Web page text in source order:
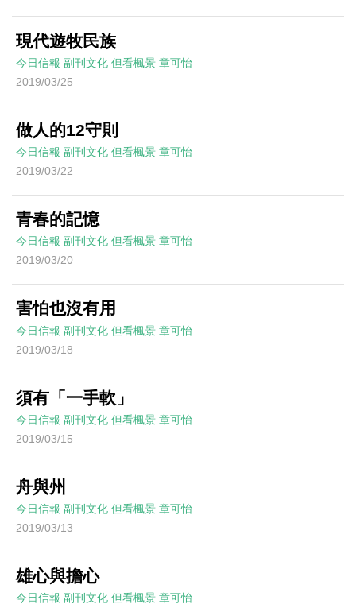
現代遊牧民族
今日信報 副刊文化 但看楓景 章可怡
2019/03/25
做人的12守則
今日信報 副刊文化 但看楓景 章可怡
2019/03/22
青春的記憶
今日信報 副刊文化 但看楓景 章可怡
2019/03/20
害怕也沒有用
今日信報 副刊文化 但看楓景 章可怡
2019/03/18
須有「一手軟」
今日信報 副刊文化 但看楓景 章可怡
2019/03/15
舟與州
今日信報 副刊文化 但看楓景 章可怡
2019/03/13
雄心與擔心
今日信報 副刊文化 但看楓景 章可怡